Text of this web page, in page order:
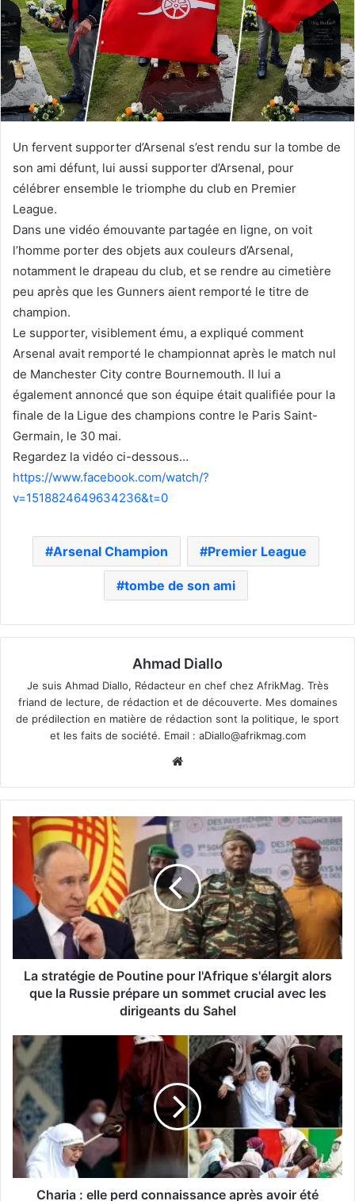
Un fervent supporter d’Arsenal s’est rendu sur la tombe de
son ami défunt, lui aussi supporter d’Arsenal, pour
célébrer ensemble le triomphe du club en Premier
League.
Dans une vidéo émouvante partagée en ligne, on voit
l’homme porter des objets aux couleurs d’Arsenal,
notamment le drapeau du club, et se rendre au cimetière
peu après que les Gunners aient remporté le titre de
champion.
Le supporter, visiblement ému, a expliqué comment
Arsenal avait remporté le championnat après le match nul
de Manchester City contre Bournemouth. Il lui a
également annoncé que son équipe était qualifiée pour la
finale de la Ligue des champions contre le Paris Saint-
Germain, le 30 mai.
Regardez la vidéo ci-dessous…
https://www.facebook.com/watch/?
v=1518824649634236&t=0
Arsenal Champion Premier League
tombe de son ami
Ahmad Diallo
Je suis Ahmad Diallo, Rédacteur en chef chez AfrikMag. Très
friand de lecture, de rédaction et de découverte. Mes domaines
de prédilection en matière de rédaction sont la politique, le sport
et les faits de société. Email : aDiallo@afrikmag.com
La stratégie de Poutine pour l'Afrique s'élargit alors
que la Russie prépare un sommet crucial avec les
dirigeants du Sahel
Charia : elle perd connaissance après avoir été